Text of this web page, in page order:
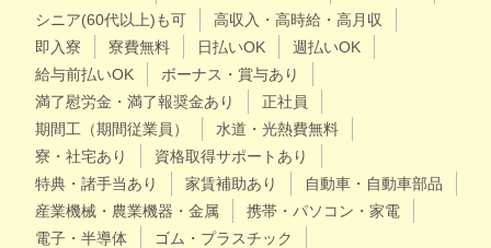
シニア(60代以上)も可
高収入・高時給・高月収
即入寮
寮費無料 日払いOK
週払いOK
給与前払いOK
ボーナス・賞与あり
満了慰労金・満了報奨金あり
正社員
期間工（期間従業員）
水道・光熱費無料
寮・社宅あり
資格取得サポートあり
特典・諸手当あり
家賃補助あり
自動車・自動車部品
産業機械・農業機器・金属
携帯・パソコン・家電
電子・半導体
ゴム・プラスチック